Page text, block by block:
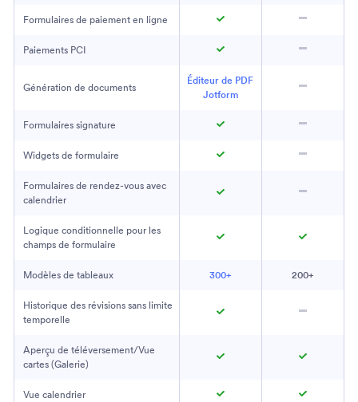
Formulaires de paiement en ligne
Paiements PCI
Génération de documents
Éditeur de PDF
Jotform
Formulaires signature
Widgets de formulaire
Formulaires de rendez-vous avec
calendrier
Logique conditionnelle pour les
champs de formulaire
Modèles de tableaux 300+ 200+
Historique des révisions sans limite
temporelle
Aperçu de téléversement/Vue
cartes (Galerie)
Vue calendrier